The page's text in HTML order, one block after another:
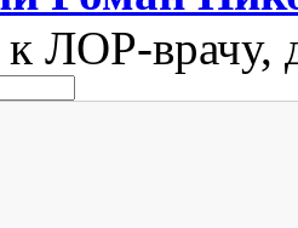
ЛОР-врачу,